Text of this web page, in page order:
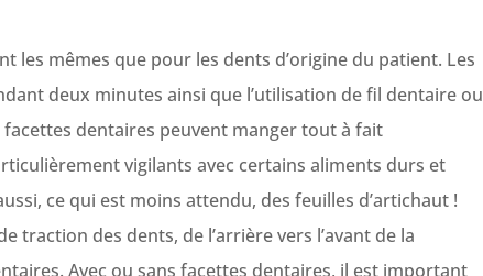
les mêmes que pour les dents d’origine du patient. Les
deux minutes ainsi que l’utilisation de fil dentaire ou
dentaires peuvent manger tout à fait
vigilants avec certains aliments durs et
ce qui est moins attendu, des feuilles d’artichaut !
des dents, de l’arrière vers l’avant de la
Avec ou sans facettes dentaires, il est important